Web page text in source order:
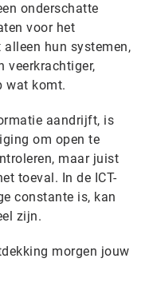
onderschatte
voor het
hun systemen,
veerkrachtiger,
wat komt.
aandrijft, is
om open te
maar juist
toeval. In de ICT-
constante is, kan
zijn.
morgen jouw